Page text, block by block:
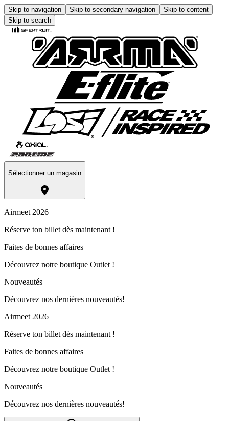
Skip to navigation Skip to secondary navigation
Skip to content
Skip to search
Sélectionner un magasin
Airmeet 2026
Réserve ton billet dès maintenant !
Faites de bonnes affaires
Découvrez notre boutique Outlet !
Nouveautés
Découvrez nos dernières nouveautés!
Airmeet 2026
Réserve ton billet dès maintenant !
Faites de bonnes affaires
Découvrez notre boutique Outlet !
Nouveautés
Découvrez nos dernières nouveautés!